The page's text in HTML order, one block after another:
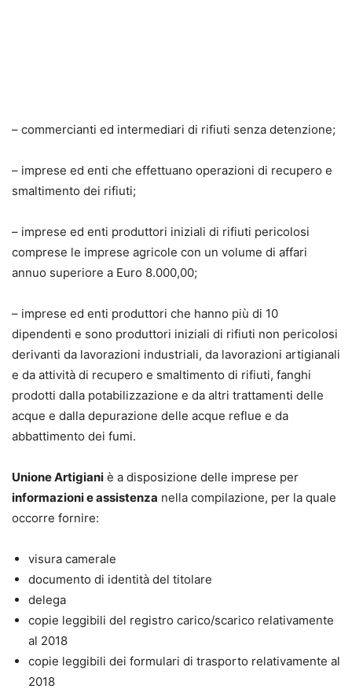
– commercianti ed intermediari di rifiuti senza detenzione;
– imprese ed enti che effettuano operazioni di recupero e
smaltimento dei rifiuti;
– imprese ed enti produttori iniziali di rifiuti pericolosi
comprese le imprese agricole con un volume di affari
annuo superiore a Euro 8.000,00;
– imprese ed enti produttori che hanno più di 10
dipendenti e sono produttori iniziali di rifiuti non pericolosi
derivanti da lavorazioni industriali, da lavorazioni artigianali
e da attività di recupero e smaltimento di rifiuti, fanghi
prodotti dalla potabilizzazione e da altri trattamenti delle
acque e dalla depurazione delle acque reflue e da
abbattimento dei fumi.
Unione Artigiani è a disposizione delle imprese per
informazioni e assistenza nella compilazione, per la quale
occorre fornire:
visura camerale
documento di identità del titolare
delega
copie leggibili del registro carico/scarico relativamente
al 2018
copie leggibili dei formulari di trasporto relativamente al
2018